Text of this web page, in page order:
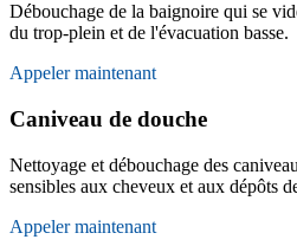
Débouchage de la baignoire qui se
du trop-plein et de l'évacuation basse.
Appeler maintenant
Caniveau de douche
Nettoyage et débouchage des
sensibles aux cheveux et aux dépôts
Appeler maintenant